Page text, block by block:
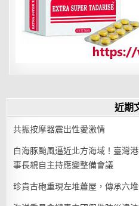
近期
共振按摩器震出性愛激情
白海豚颱風逼近北方海域！臺灣
事長親自主持應變整備會議
珍貴古砲重現左堆蕭屋，傳承六